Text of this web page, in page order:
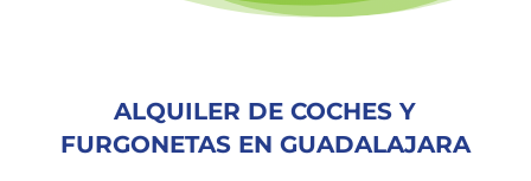
ALQUILER DE COCHES Y
FURGONETAS EN GUADALAJARA